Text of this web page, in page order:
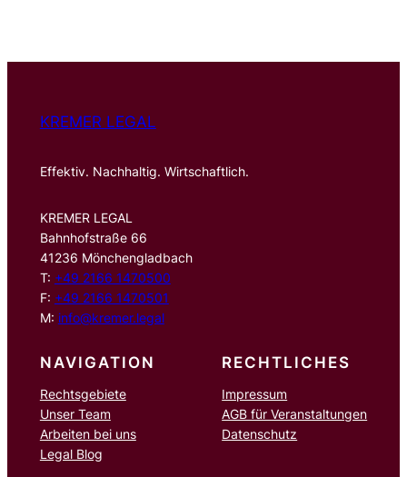
n
KREMER LEGAL
Effektiv. Nachhaltig. Wirtschaftlich.
KREMER LEGAL
Bahnhofstraße 66
41236 Mönchengladbach
T: +49 2166 1470500
F: +49 2166 1470501
M: info@kremer.legal
NAVIGATION
Rechtsgebiete
Unser Team
Arbeiten bei uns
Legal Blog
RECHTLICHES
Impressum
AGB für Veranstaltungen
Datenschutz